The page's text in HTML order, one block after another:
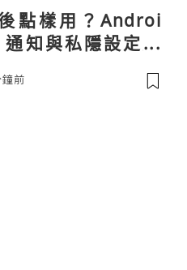
點樣用？Androi
知與私隱設定完
前